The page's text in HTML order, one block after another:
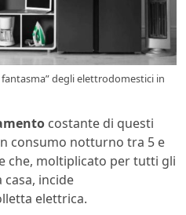
degli elettrodomestici in
costante di questi
consumo notturno tra 5 e
che, moltiplicato per tutti gli
incide
elettrica.